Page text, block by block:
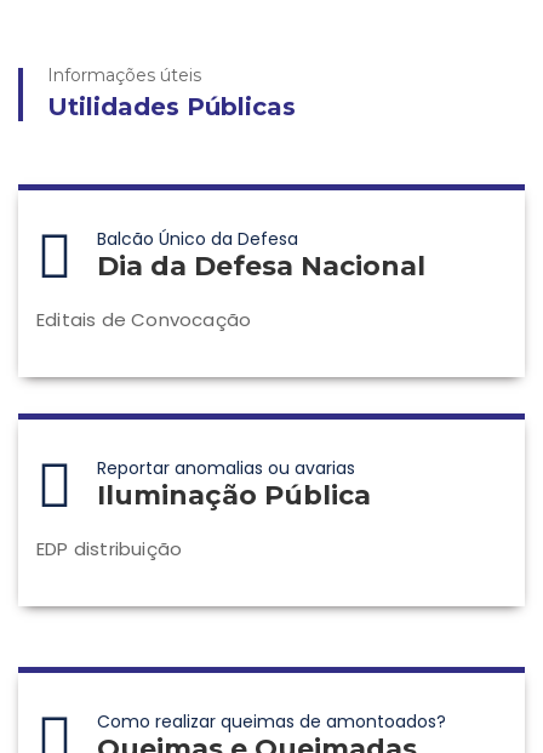
Informações úteis
Utilidades Públicas
Balcão Único da Defesa
Dia da Defesa Nacional
Editais de Convocação
Reportar anomalias ou avarias
Iluminação Pública
EDP distribuição
Como realizar queimas de amontoados?